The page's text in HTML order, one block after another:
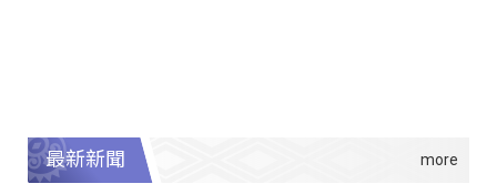
最新新聞